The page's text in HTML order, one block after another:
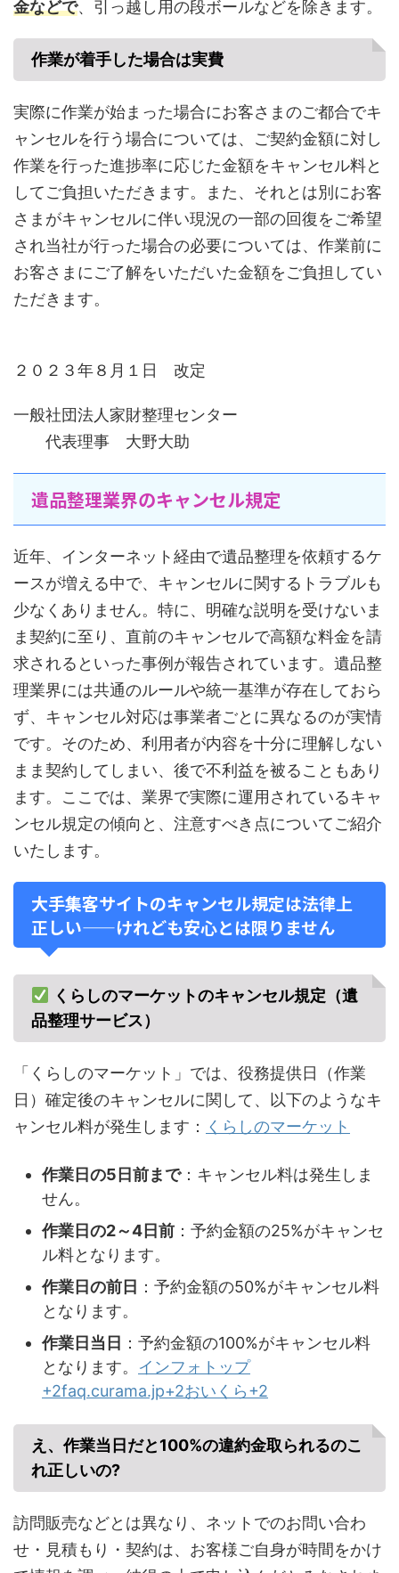
金などで、引っ越し用の段ボールなどを除きます。
作業が着手した場合は実費
実際に作業が始まった場合にお客さまのご都合でキ
ャンセルを行う場合については、ご契約金額に対し
作業を行った進捗率に応じた金額をキャンセル料と
してご負担いただきます。また、それとは別にお客
さまがキャンセルに伴い現況の一部の回復をご希望
され当社が行った場合の必要については、作業前に
お客さまにご了解をいただいた金額をご負担してい
ただきます。
２０２３年８月１日 改定
一般社団法人家財整理センター
代表理事 大野大助
遺品整理業界のキャンセル規定
近年、インターネット経由で遺品整理を依頼するケ
ースが増える中で、キャンセルに関するトラブルも
少なくありません。特に、明確な説明を受けないま
ま契約に至り、直前のキャンセルで高額な料金を請
求されるといった事例が報告されています。遺品整
理業界には共通のルールや統一基準が存在しておら
ず、キャンセル対応は事業者ごとに異なるのが実情
です。そのため、利用者が内容を十分に理解しない
まま契約してしまい、後で不利益を被ることもあり
ます。ここでは、業界で実際に運用されているキャ
ンセル規定の傾向と、注意すべき点についてご紹介
いたします。
大手集客サイトのキャンセル規定は法律上
正しい——けれども安心とは限りません
くらしのマーケットのキャンセル規定（遺
品整理サービス）
「くらしのマーケット」では、役務提供日（作業
日）確定後のキャンセルに関して、以下のようなキ
ャンセル料が発生します： くらしのマーケット
作業日の5日前まで：キャンセル料は発生しま
せん。
作業日の2～4日前 ：予約金額の25%がキャンセ
ル料となります。
作業日の前日 ：予約金額の50%がキャンセル料
となります。
作業日当日 ：予約金額の100%がキャンセル料
となります。 インフォトップ
+2faq.curama.jp+2おいくら+2
え、作業当日だと100%の違約金取られるのこ
れ正しいの?
訪問販売などとは異なり、ネットでのお問い合わ
せ・見積もり・契約は、お客様ご自身が時間をかけ